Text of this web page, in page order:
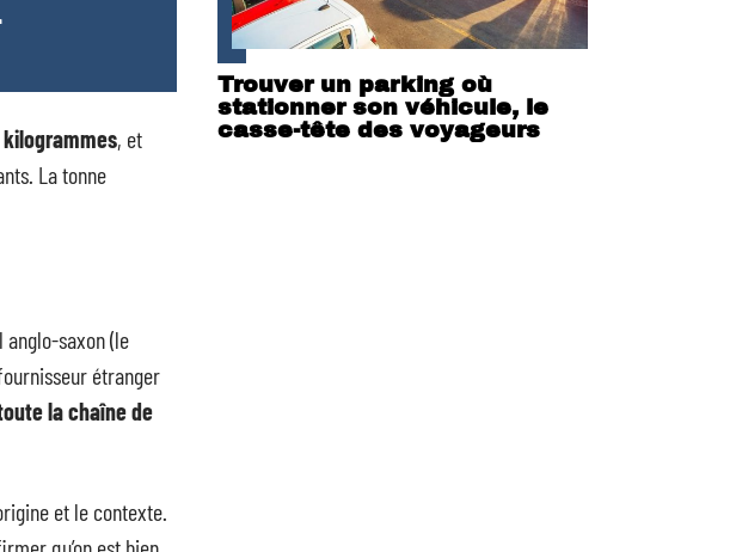
, et
La tonne
saxon (le
étranger
la chaîne de
et le contexte.
Trouver un parking où
stationner son véhicule, le
casse-tête des voyageurs